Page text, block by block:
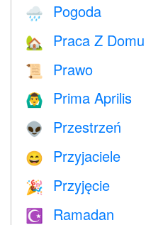
🌧 Pogoda
🏡 Praca Z Domu
📜 Prawo
🙆‍♂️ Prima Aprilis
👽 Przestrzeń
😄 Przyjaciele
🎉 Przyjęcie
☪️ Ramadan